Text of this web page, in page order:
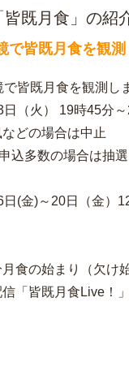
既月食」の紹
で皆既月食を観測
皆既月食を観測し
日（火） 19時45分
どの場合は中止
込多数の場合は抽選
日(金)～20日（金）
月食の始まり（欠け
「皆既月食Live！